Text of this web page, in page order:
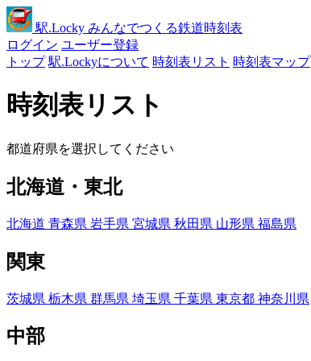
駅.Locky みんなでつくる鉄道時刻表
ログイン ユーザー登録
トップ 駅.Lockyについて 時刻表リスト 時刻表マップ
時刻表リスト
都道府県を選択してください
北海道・東北
北海道 青森県 岩手県 宮城県 秋田県 山形県 福島県
関東
茨城県 栃木県 群馬県 埼玉県 千葉県 東京都 神奈川県
中部